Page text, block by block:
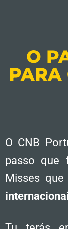
O
PARA
O CNB
passo que
Misses que